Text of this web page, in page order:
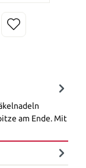
am Ende. Mit